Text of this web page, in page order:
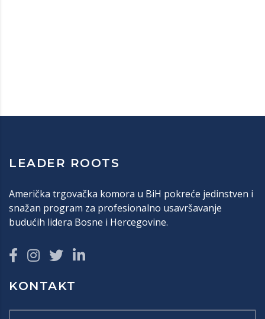
LEADER ROOTS
Američka trgovačka komora u BiH pokreće jedinstven i
snažan program za profesionalno usavršavanje
budućih lidera Bosne i Hercegovine.
KONTAKT